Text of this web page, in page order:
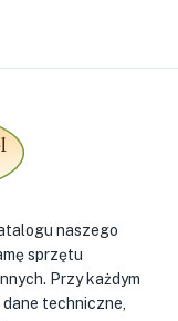
naszego
sprzętu
Przy każdym
techniczne,